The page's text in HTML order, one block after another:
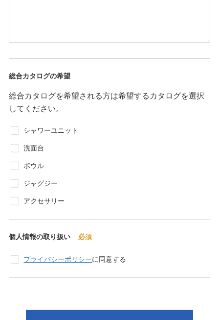
総合カタログの希望
総合カタログを希望される方は希望するカタログを選択
してください。
シャワーユニット
洗面台
ボウル
ジャグジー
アクセサリー
個人情報の取り扱い
プライバシーポリシーに同意する